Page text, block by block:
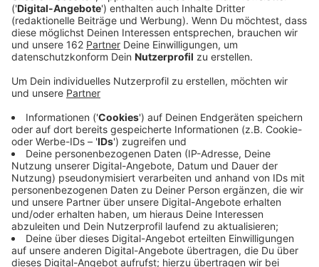
Veröffentlicht:Freitag, 20.12.2019 08:43
Anzeige
Vor einem Jahr ist in Bottrop das letzte deutsche
Steinkohlebergwerk geschlossen worden. Gearbeitet
wird hier trotzdem noch, aber nur um die Zeche
stillzulegen. Fast alles wurde schon
rausgeholt: Arbeitsgeräte, Kabel oder Förderbänder.
Heute geht es weiter mit der Verfüllung von zwei
Schächten. Dafür stehen rund 90tausend Tonnen Sand
und viel Spezialzement bereit.
Anzeige